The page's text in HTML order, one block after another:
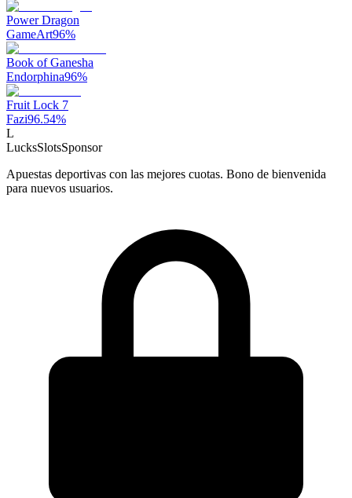
Power Dragon
GameArt96%
Book of Ganesha
Endorphina96%
Fruit Lock 7
Fazi96.54%
L
LucksSlotsSponsor
Apuestas deportivas con las mejores cuotas. Bono de bienvenida
para nuevos usuarios.